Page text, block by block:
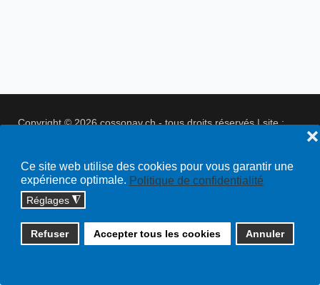
Ce site web utilise des cookies pour vous garantir une
expérience optimale. Politique de confidentialité
Réglages ◮
Refuser Accepter tous les cookies Annuler
❌
Copyright © 2026 cossonay.ch - tous droits réservés | site :
Plan du site